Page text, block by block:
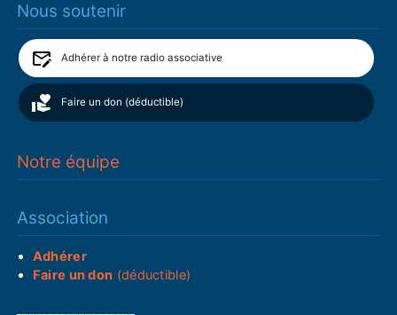
Nous soutenir
Adhérer à notre radio associative
Faire un don (déductible)
Notre équipe
Association
Adhérer
Faire un don (déductible)